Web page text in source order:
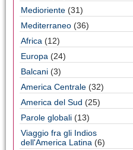
Medioriente (31)
Mediterraneo (36)
Africa (12)
Europa (24)
Balcani (3)
America Centrale (32)
America del Sud (25)
Parole globali (13)
Viaggio fra gli Indios
dell'America Latina (6)